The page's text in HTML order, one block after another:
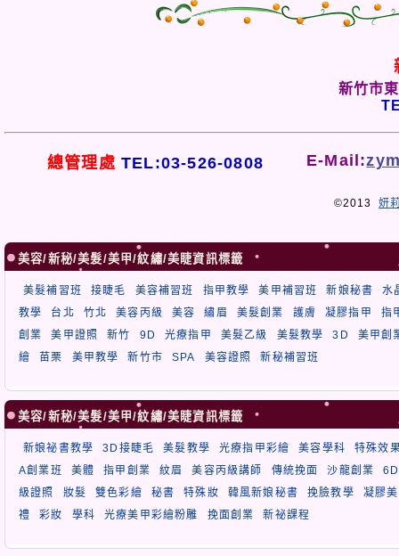
新竹市
總管理處 TEL:03-526-0808 E-Mail:
©2013 妍
美容/新秘/美髮/美甲/紋繡/美睫資訊標籤
美髮補習班 接睫毛 美容補習班 指甲教學 美甲補習班 新娘秘書
水
教學
台北 竹北 美容丙級 美容 繡眉 美髮創業 護膚 凝膠指甲
指
創業
美甲證照 新竹 9D 光療指甲 美髮乙級 美髮教學 3D
美甲創
繪
苗栗 美甲教學 新竹市 SPA 美容證照 新秘補習班
美容/新秘/美髮/美甲/紋繡/美睫資訊標籤
新娘祕書教學 3D接睫毛 美髮教學 光療指甲彩繪 美容學科
特殊效
A創業班
美體 指甲創業 紋眉 美容丙級講師 傳統挽面 沙龍創業
級證照
妝髮 雙色彩繪 秘書 特殊妝 韓風新娘秘書 挽臉教學
凝膠
禮
彩妝 學科 光療美甲彩繪粉雕 挽面創業 新祕課程